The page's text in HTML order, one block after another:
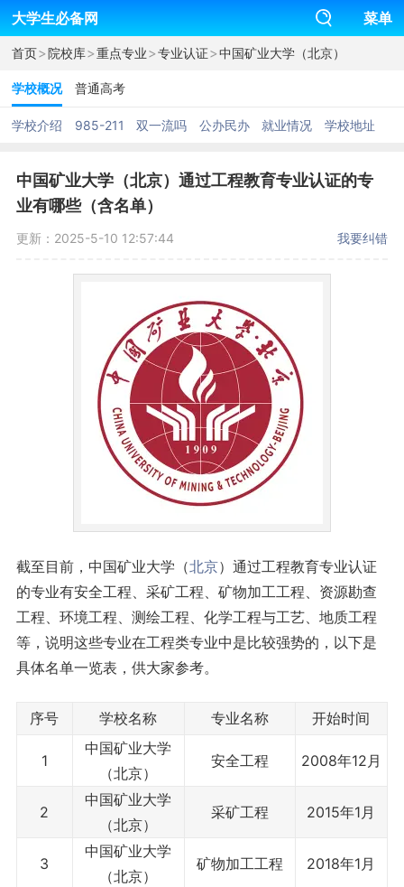
大学生必备网 菜单
首页>院校库>重点专业>专业认证>中国矿业大学（北京）
学校概况 普通高考
学校介绍 985-211 双一流吗 公办民办 就业情况 学校地址
中国矿业大学（北京）通过工程教育专业认证的专
业有哪些（含名单）
更新：2025-5-10 12:57:44 我要纠错
截至目前，中国矿业大学（北京）通过工程教育专业认证
的专业有安全工程、采矿工程、矿物加工工程、资源勘查
工程、环境工程、测绘工程、化学工程与工艺、地质工程
等，说明这些专业在工程类专业中是比较强势的，以下是
具体名单一览表，供大家参考。
序号 学校名称 专业名称 开始时间
1
中国矿业大学
（北京）
安全工程 2008年12月
2
中国矿业大学
（北京）
采矿工程 2015年1月
3
中国矿业大学
（北京）
矿物加工工程 2018年1月